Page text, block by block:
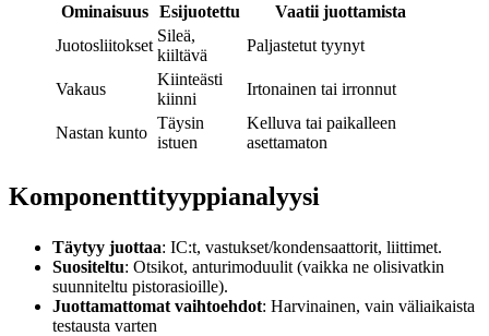
Ominaisuus Esijuotettu
Vaatii juottamista
Juotosliitokset
Sileä,
kiiltävä
Paljastetut tyynyt
Vakaus
Kiinteästi
kiinni
Irtonainen tai irronnut
Nastan kunto
Täysin
istuen
Kelluva tai paikalleen
asettamaton
Komponenttityyppianalyysi
Täytyy juottaa: IC:t, vastukset/kondensaattorit, liittimet.
Suositeltu: Otsikot, anturimoduulit (vaikka ne olisivatkin
suunniteltu pistorasioille).
Juottamattomat vaihtoehdot: Harvinainen, vain väliaikaista
testausta varten